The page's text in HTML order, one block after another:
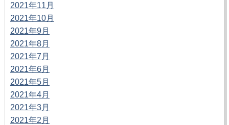
2021年11月
2021年10月
2021年9月
2021年8月
2021年7月
2021年6月
2021年5月
2021年4月
2021年3月
2021年2月